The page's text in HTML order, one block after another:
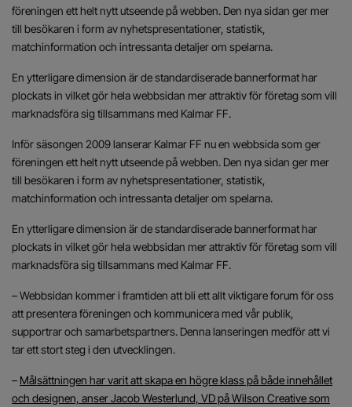
föreningen ett helt nytt utseende på webben. Den nya sidan ger mer
till besökaren i form av nyhetspresentationer, statistik,
matchinformation och intressanta detaljer om spelarna.
En ytterligare dimension är de standardiserade bannerformat har
plockats in vilket gör hela webbsidan mer attraktiv för företag som vill
marknadsföra sig tillsammans med Kalmar FF.
Inför säsongen 2009 lanserar Kalmar FF nu en webbsida som ger
föreningen ett helt nytt utseende på webben. Den nya sidan ger mer
till besökaren i form av nyhetspresentationer, statistik,
matchinformation och intressanta detaljer om spelarna.
En ytterligare dimension är de standardiserade bannerformat har
plockats in vilket gör hela webbsidan mer attraktiv för företag som vill
marknadsföra sig tillsammans med Kalmar FF.
– Webbsidan kommer i framtiden att bli ett allt viktigare forum för oss
att presentera föreningen och kommunicera med vår publik,
supportrar och samarbetspartners. Denna lanseringen medför att vi
tar ett stort steg i den utvecklingen.
– Målsättningen har varit att skapa en högre klass på både innehållet
och designen, anser Jacob Westerlund, VD på Wilson Creative som